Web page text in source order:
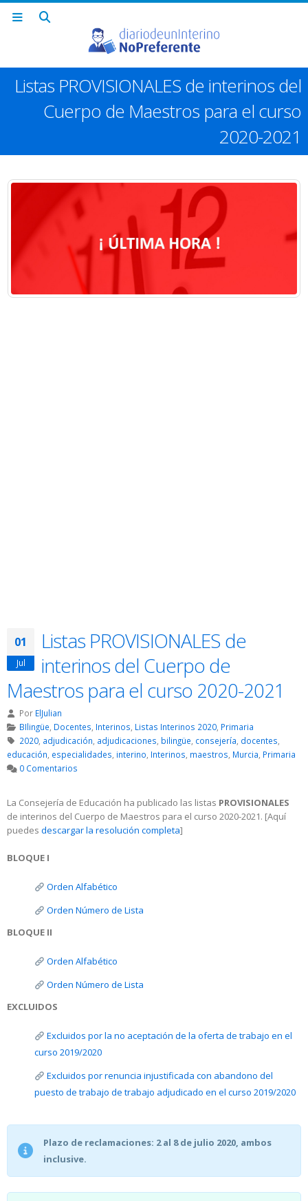
Listas PROVISIONALES de interinos del
Cuerpo de Maestros para el curso
2020-2021
01
Jul
Listas PROVISIONALES de
interinos del Cuerpo de
Maestros para el curso 2020-2021
Por ElJulian
BIlingüe Docentes Interinos Listas Interinos 2020, Primaria
2020, adjudicación, adjudicaciones, bilingüe, consejería, docentes,
educación, especialidades, interino, Interinos, maestros, Murcia, Primaria
0 Comentarios
La Consejería de Educación ha publicado las listas PROVISIONALES
de interinos del Cuerpo de Maestros para el curso 2020-2021. [Aquí
puedes descargar la resolución completa]
BLOQUE I
Orden Alfabético
Orden Número de Lista
BLOQUE II
Orden Alfabético
Orden Número de Lista
EXCLUIDOS
Excluidos por la no aceptación de la oferta de trabajo en el
curso 2019/2020
Excluidos por renuncia injustificada con abandono del
puesto de trabajo de trabajo adjudicado en el curso 2019/2020
Plazo de reclamaciones: 2 al 8 de julio 2020, ambos
inclusive.